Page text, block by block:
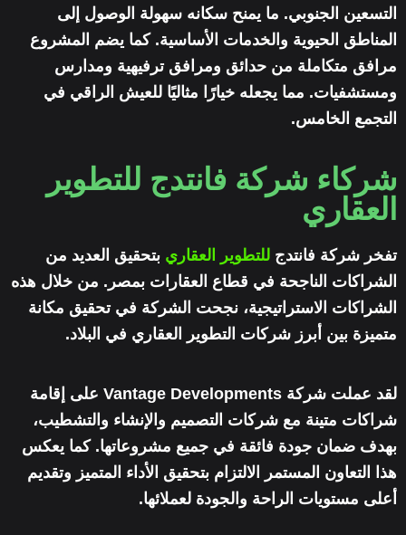
التسعين الجنوبي. ما يمنح سكانه سهولة الوصول إلى
المناطق الحيوية والخدمات الأساسية. كما يضم المشروع
مرافق متكاملة من حدائق ومرافق ترفيهية ومدارس
ومستشفيات. مما يجعله خيارًا مثاليًا للعيش الراقي في
التجمع الخامس.
شركاء شركة فانتدج للتطوير
العقاري
تفخر شركة فانتدج للتطوير العقاري بتحقيق العديد من
الشراكات الناجحة في قطاع العقارات بمصر. من خلال هذه
الشراكات الاستراتيجية، نجحت الشركة في تحقيق مكانة
متميزة بين أبرز شركات التطوير العقاري في البلاد.
لقد عملت شركة Vantage Developments على إقامة
شراكات متينة مع شركات التصميم والإنشاء والتشطيب،
بهدف ضمان جودة فائقة في جميع مشروعاتها. كما يعكس
هذا التعاون المستمر الالتزام بتحقيق الأداء المتميز وتقديم
أعلى مستويات الراحة والجودة لعملائها.